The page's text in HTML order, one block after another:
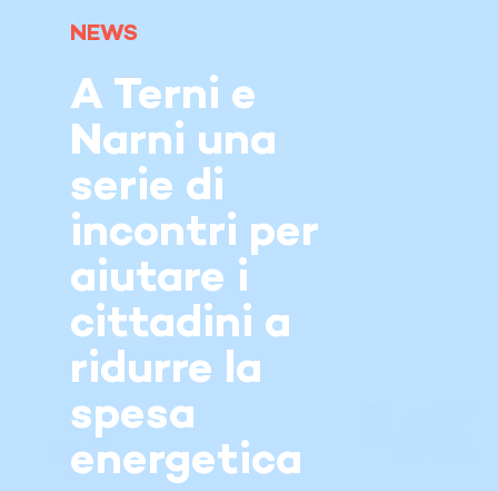
NEWS
A Terni e
Narni una
serie di
incontri per
aiutare i
cittadini a
ridurre la
spesa
energetica